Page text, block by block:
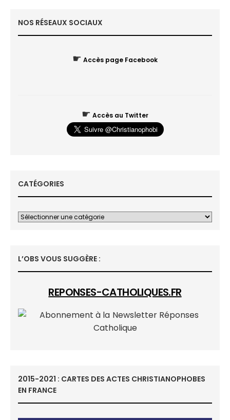
NOS RÉSEAUX SOCIAUX
☛ Accès page Facebook
☛ Accès au Twitter
CATÉGORIES
L’OBS VOUS SUGGÈRE :
REPONSES-CATHOLIQUES.FR
2015-2021 : CARTES DES ACTES CHRISTIANOPHOBES
EN FRANCE